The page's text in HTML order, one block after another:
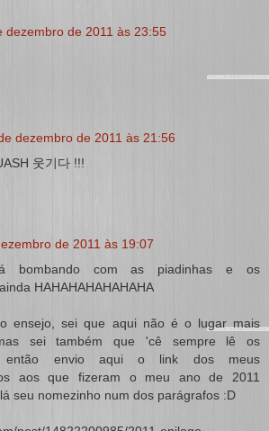
dezembro de 2011 às 23:55
dezembro de 2011 às 21:56
웃기다 !!!
de 2011 às 19:07
bombando com as piadinhas e os
HAHAHAHAHAHAHA
o ensejo, sei que aqui não é o lugar mais
sei também que 'cê sempre lê os
então envio aqui o link dos meus
aos que fizeram o meu ano de 2011
seu nomezinho num dos parágrafos :D